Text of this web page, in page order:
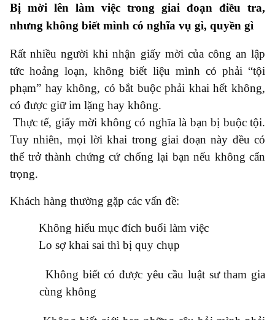
Bị mời lên làm việc trong giai đoạn điều tra,
nhưng không biết mình có nghĩa vụ gì, quyền gì
Rất nhiều người khi nhận giấy mời của công an lập
tức hoảng loạn, không biết liệu mình có phải “tội
phạm” hay không, có bắt buộc phải khai hết không,
có được giữ im lặng hay không.
Thực tế, giấy mời không có nghĩa là bạn bị buộc tội.
Tuy nhiên, mọi lời khai trong giai đoạn này đều có
thể trở thành chứng cứ chống lại bạn nếu không cẩn
trọng.
Khách hàng thường gặp các vấn đề:
Không hiểu mục đích buổi làm việc
Lo sợ khai sai thì bị quy chụp
Không biết có được yêu cầu luật sư tham gia
cùng không